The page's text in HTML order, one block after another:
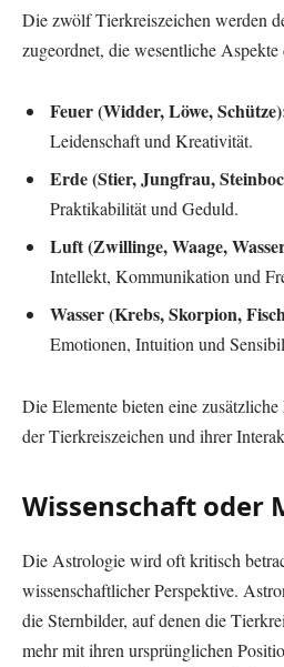
Die zwölf Tierkreiszeichen werden
zugeordnet, die wesentliche Aspekte
Feuer (Widder, Löwe,
Leidenschaft und Kreativität.
Erde (Stier, Jungfrau,
Praktikabilität und Geduld.
Luft (Zwillinge, Waage,
Intellekt, Kommunikation und
Wasser (Krebs, Skorpion,
Emotionen, Intuition und
Die Elemente bieten eine
der Tierkreiszeichen und ihrer
Wissenschaft oder
Die Astrologie wird oft kritisch
wissenschaftlicher Perspektive.
die Sternbilder, auf denen die
mehr mit ihren ursprünglichen